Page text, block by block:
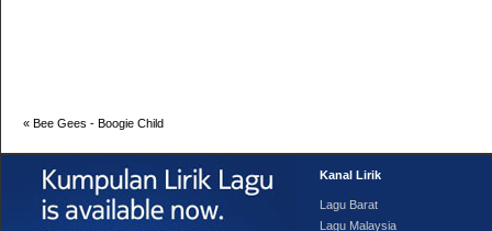
« Bee Gees - Boogie Child
Kanal Lirik
Lagu Barat
Lagu Malaysia